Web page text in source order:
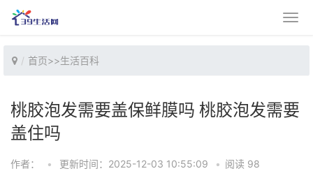
首页>>生活百科
桃胶泡发需要盖保鲜膜吗 桃胶泡发需要
盖住吗
作者： • 更新时间：2025-12-03 10:55:09 • 阅读 98